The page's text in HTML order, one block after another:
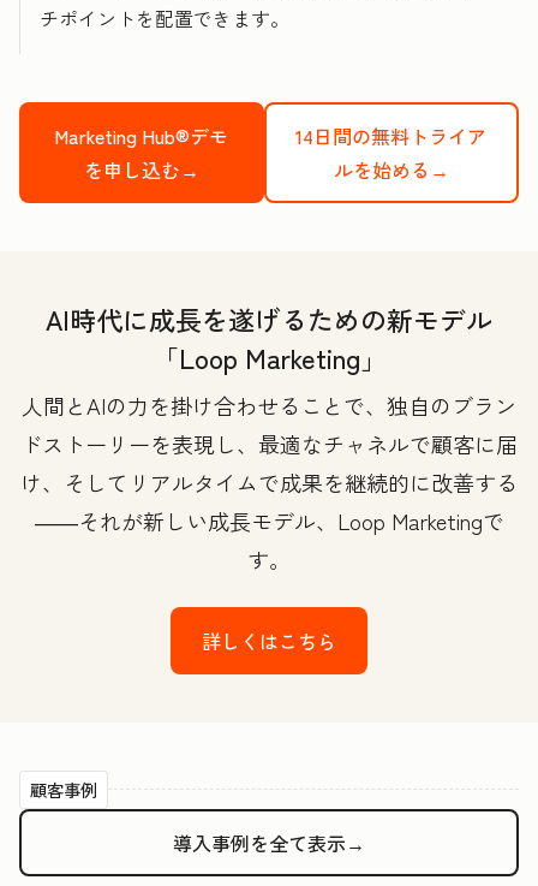
チポイントを配置できます。
Marketing Hub®デモ
を申し込む→
14日間の無料トライア
ルを始める→
AI時代に成長を遂げるための新モデル
「Loop Marketing」
人間とAIの力を掛け合わせることで、独自のブラン
ドストーリーを表現し、最適なチャネルで顧客に届
け、そしてリアルタイムで成果を継続的に改善する
――それが新しい成長モデル、Loop Marketingで
す。
詳しくはこちら
顧客事例
導入事例を全て表示→